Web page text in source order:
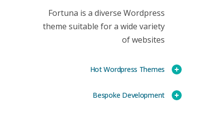
Fortuna is a diverse Wordpress
theme suitable for a wide variety
of websites
Hot Wordpress Themes
Bespoke Development